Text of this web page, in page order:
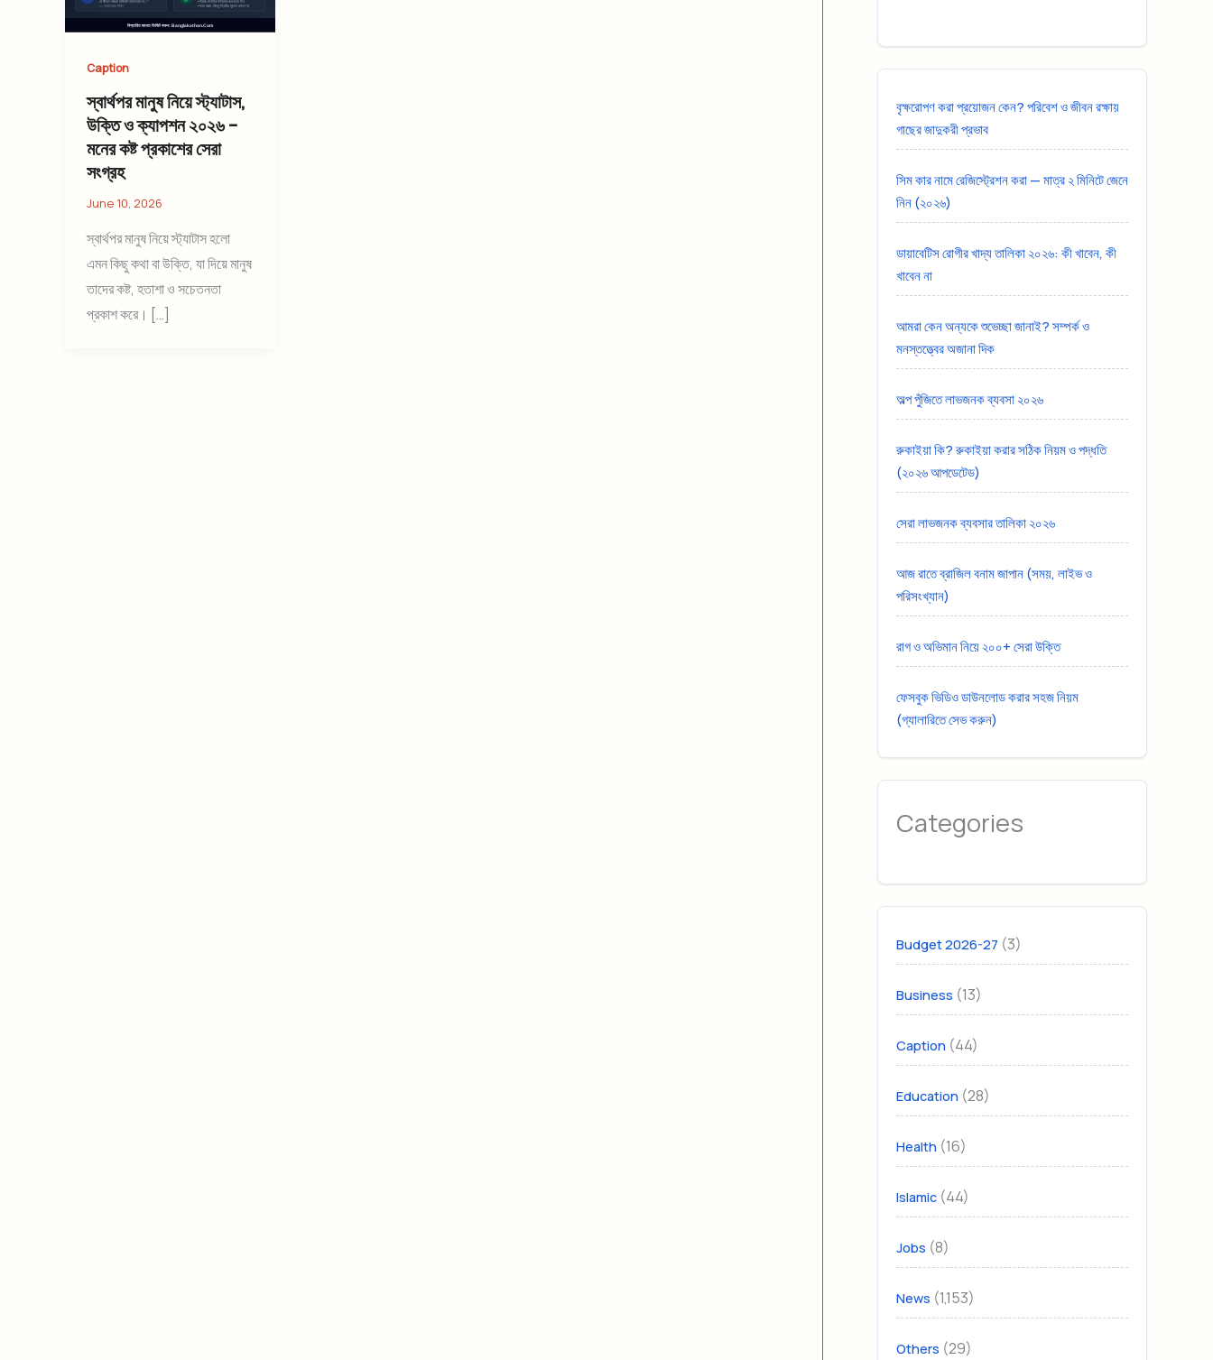
Caption
স্বার্থপর মানুষ নিয়ে স্ট্যাটাস,
উক্তি ও ক্যাপশন ২০২৬ –
মনের কষ্ট প্রকাশের সেরা
সংগ্রহ
June 10, 2026
স্বার্থপর মানুষ নিয়ে স্ট্যাটাস হলো
এমন কিছু কথা বা উক্তি, যা দিয়ে মানুষ
তাদের কষ্ট, হতাশা ও সচেতনতা
প্রকাশ করে। […]
বৃক্ষরোপণ করা প্রয়োজন কেন? পরিবেশ ও জীবন রক্ষায়
গাছের জাদুকরী প্রভাব
সিম কার নামে রেজিস্ট্রেশন করা — মাত্র ২ মিনিটে জেনে
নিন (২০২৬)
ডায়াবেটিস রোগীর খাদ্য তালিকা ২০২৬: কী খাবেন, কী
খাবেন না
আমরা কেন অন্যকে শুভেচ্ছা জানাই? সম্পর্ক ও
মনস্তত্ত্বের অজানা দিক
অল্প পুঁজিতে লাভজনক ব্যবসা ২০২৬
রুকাইয়া কি? রুকাইয়া করার সঠিক নিয়ম ও পদ্ধতি
(২০২৬ আপডেটেড)
সেরা লাভজনক ব্যবসার তালিকা ২০২৬
আজ রাতে ব্রাজিল বনাম জাপান (সময়, লাইভ ও
পরিসংখ্যান)
রাগ ও অভিমান নিয়ে ২০০+ সেরা উক্তি
ফেসবুক ভিডিও ডাউনলোড করার সহজ নিয়ম
(গ্যালারিতে সেভ করুন)
Categories
Budget 2026-27 (3)
Business (13)
Caption (44)
Education (28)
Health (16)
Islamic (44)
Jobs (8)
News (1,153)
Others (29)